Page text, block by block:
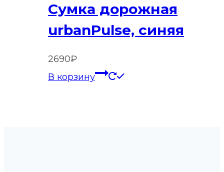
Сумка дорожная
urbanPulse, синяя
2690₽
В корзину